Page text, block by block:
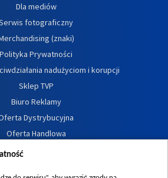
Dla mediów
fotograficzny
(znaki)
Polityka Prywatności
nadużyciom i korupcji
Sklep TVP
Biuro Reklamy
Dystrybucyjna
Oferta Handlowa
Dostępność